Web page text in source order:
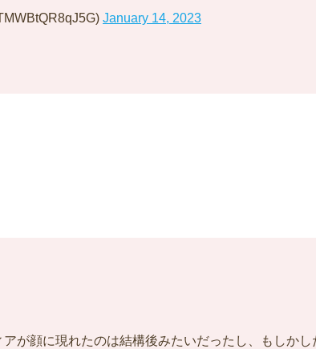
January 14, 2023
が顔に現れたのは結構後みたいだったし、もしかし